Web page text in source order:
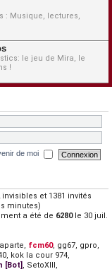
: Musique, lectures,
le jeu de Mira, le
!
de moi
et 1381 invités
minutes)
a été de 6280le 30 juil.
, fcm60, gg67, gpro,
, kok la cour 974,
[Bot] , SetoXIII,